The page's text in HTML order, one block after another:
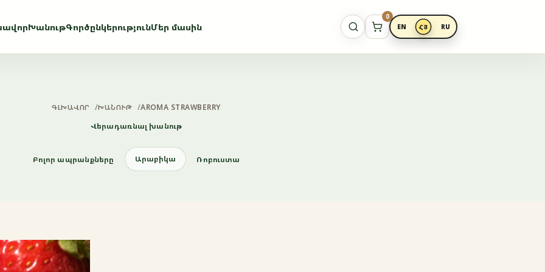
0
EN
ՀՅ RU
ԽանութԳործընկերությունՄեր մասին
ԳԼԽԱՎՈՐ /ԽԱՆՈՒԹ /AROMA STRAWBERRY
Վերադառնալ խանութ
Բոլոր ապրանքները Արաբիկա Ռոբուստա